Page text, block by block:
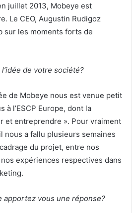
juillet 2013, Mobeye est
Le CEO, Augustin Rudigoz
sur les moments forts de
de votre société?
de Mobeye nous est venue petit
à l’ESCP Europe, dont la
et entreprendre ». Pour vraiment
nous a fallu plusieurs semaines
du projet, entre nos
expériences respectives dans
apportez vous une réponse?